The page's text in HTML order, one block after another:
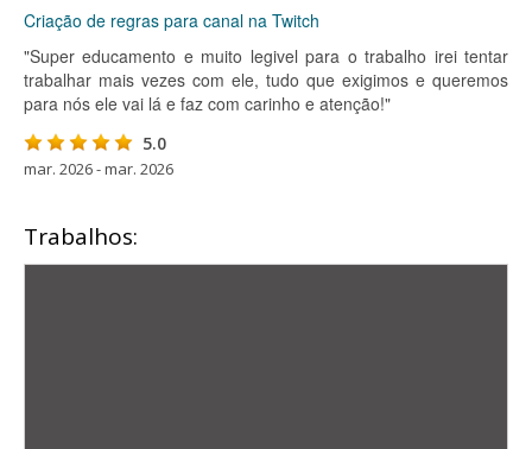
Criação de regras para canal na Twitch
"Super educamento e muito legivel para o trabalho irei tentar
trabalhar mais vezes com ele, tudo que exigimos e queremos
para nós ele vai lá e faz com carinho e atenção!"
5.0
mar. 2026 - mar. 2026
Trabalhos: